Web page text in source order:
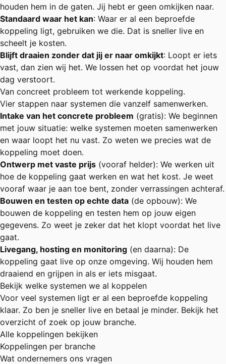
houden hem in de gaten. Jij hebt er geen omkijken naar.
Standaard waar het kan: Waar er al een beproefde
koppeling ligt, gebruiken we die. Dat is sneller live en
scheelt je kosten.
Blijft draaien zonder dat jij er naar omkijkt: Loopt er iets
vast, dan zien wij het. We lossen het op voordat het jouw
dag verstoort.
Van concreet probleem tot werkende koppeling.
Vier stappen naar systemen die vanzelf samenwerken.
Intake van het concrete probleem (gratis): We beginnen
met jouw situatie: welke systemen moeten samenwerken
en waar loopt het nu vast. Zo weten we precies wat de
koppeling moet doen.
Ontwerp met vaste prijs (vooraf helder): We werken uit
hoe de koppeling gaat werken en wat het kost. Je weet
vooraf waar je aan toe bent, zonder verrassingen achteraf.
Bouwen en testen op echte data (de opbouw): We
bouwen de koppeling en testen hem op jouw eigen
gegevens. Zo weet je zeker dat het klopt voordat het live
gaat.
Livegang, hosting en monitoring (en daarna): De
koppeling gaat live op onze omgeving. Wij houden hem
draaiend en grijpen in als er iets misgaat.
Bekijk welke systemen we al koppelen
Voor veel systemen ligt er al een beproefde koppeling
klaar. Zo ben je sneller live en betaal je minder. Bekijk het
overzicht of zoek op jouw branche.
Alle koppelingen bekijken
Koppelingen per branche
Wat ondernemers ons vragen